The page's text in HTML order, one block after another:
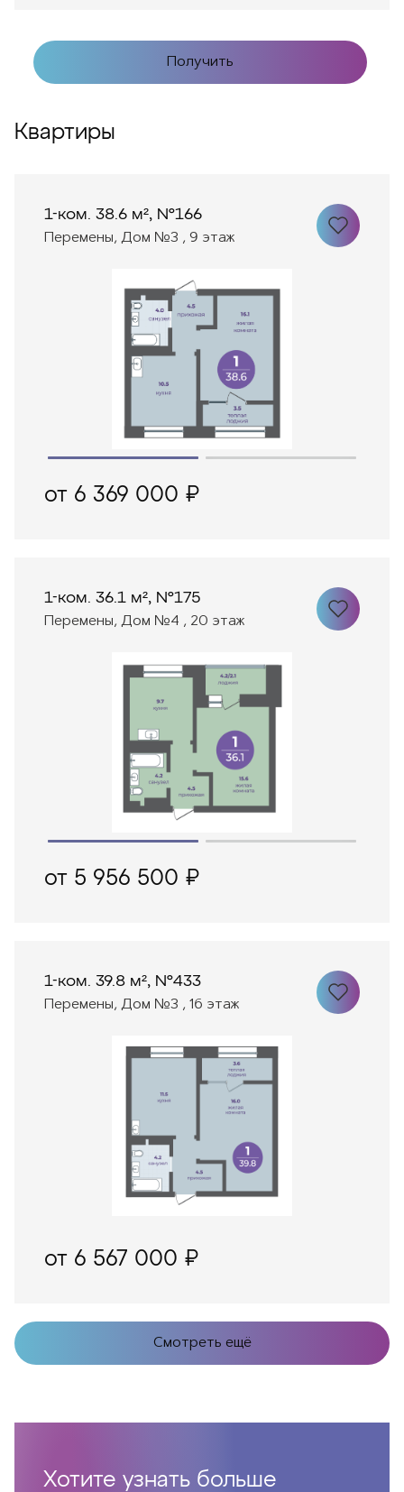
Получить
Квартиры
1-ком. 38.6 м², №166
Перемены, Дом №3 , 9 этаж
от 6 369 000 ₽
1-ком. 36.1 м², №175
Перемены, Дом №4 , 20 этаж
от 5 956 500 ₽
1-ком. 39.8 м², №433
Перемены, Дом №3 , 16 этаж
от 6 567 000 ₽
Смотреть ещё
Хотите узнать больше